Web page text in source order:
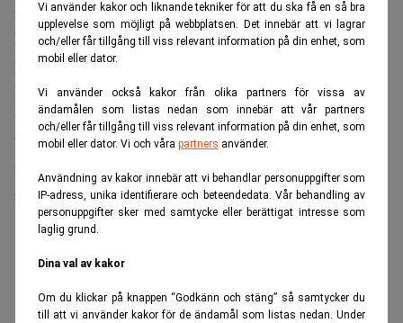
Vi använder kakor och liknande tekniker för att du ska få en så bra
upplevelse som möjligt på webbplatsen. Det innebär att vi lagrar
och/eller får tillgång till viss relevant information på din enhet, som
mobil eller dator.
Vi använder också kakor från olika partners för vissa av
ändamålen som listas nedan som innebär att vår partners
och/eller får tillgång till viss relevant information på din enhet, som
mobil eller dator. Vi och våra partners använder.
Användning av kakor innebär att vi behandlar personuppgifter som
IP-adress, unika identifierare och beteendedata. Vår behandling av
personuppgifter sker med samtycke eller berättigat intresse som
laglig grund.
Dina val av kakor
Om du klickar på knappen “Godkänn och stäng” så samtycker du
till att vi använder kakor för de ändamål som listas nedan. Under
fastighetsbranschen och har ett väldigt gott rykte”, säger
Bob Persson, Diös styrelseordförande, iett
pressmeddelande
Rost kvarstår i sin tjänst fram tills att nye vd:n tillträder
vid årsskiftet.
”Ser verkligen fram emot att med Diös resurser och
förmågor få bidra till Norrlandsstädernas tillväxt utifrån
respektive stads styrkor”, säger Carlsson.
ANNONS